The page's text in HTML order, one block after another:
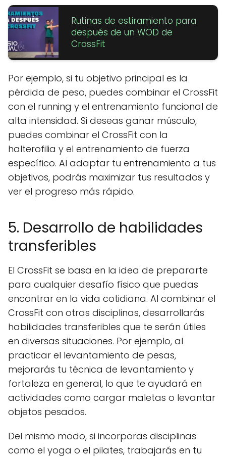
Rutinas de estiramiento para
después de un WOD de
CrossFit
Por ejemplo, si tu objetivo principal es la
pérdida de peso, puedes combinar el CrossFit
con el running y el entrenamiento funcional de
alta intensidad. Si deseas ganar músculo,
puedes combinar el CrossFit con la
halterofilia y el entrenamiento de fuerza
específico. Al adaptar tu entrenamiento a tus
objetivos, podrás maximizar tus resultados y
ver el progreso más rápido.
5. Desarrollo de habilidades
transferibles
El CrossFit se basa en la idea de prepararte
para cualquier desafío físico que puedas
encontrar en la vida cotidiana. Al combinar el
CrossFit con otras disciplinas, desarrollarás
habilidades transferibles que te serán útiles
en diversas situaciones. Por ejemplo, al
practicar el levantamiento de pesas,
mejorarás tu técnica de levantamiento y
fortaleza en general, lo que te ayudará en
actividades como cargar maletas o levantar
objetos pesados.
Del mismo modo, si incorporas disciplinas
como el yoga o el pilates, trabajarás en tu